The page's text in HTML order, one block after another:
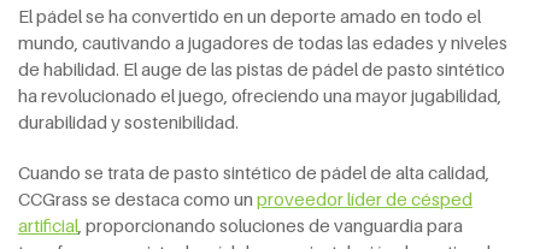
El pádel se ha convertido en un deporte amado en todo el
mundo, cautivando a jugadores de todas las edades y niveles
de habilidad. El auge de las pistas de pádel de pasto sintético
ha revolucionado el juego, ofreciendo una mayor jugabilidad,
durabilidad y sostenibilidad.
Cuando se trata de pasto sintético de pádel de alta calidad,
CCGrass se destaca como un proveedor líder de césped
artificial , proporcionando soluciones de vanguardia para